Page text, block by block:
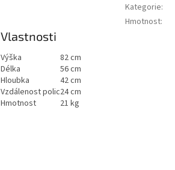
Vlastnosti
Výška
82 cm
Délka
56 cm
Hloubka
42 cm
Vzdálenost polic24 cm
Hmotnost
21 kg
Kategorie:
Hmotnost: